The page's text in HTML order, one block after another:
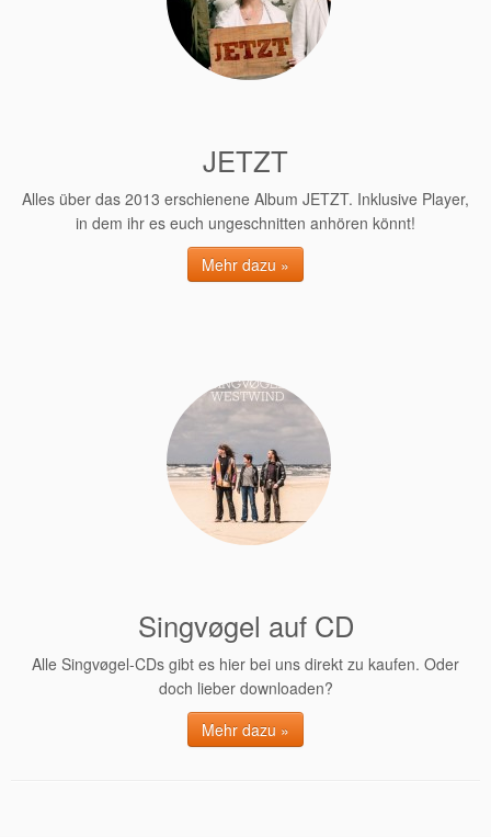
JETZT
Alles über das 2013 erschienene Album JETZT. Inklusive Player,
in dem ihr es euch ungeschnitten anhören könnt!
Mehr dazu »
Singvøgel auf CD
Alle Singvøgel-CDs gibt es hier bei uns direkt zu kaufen. Oder
doch lieber downloaden?
Mehr dazu »